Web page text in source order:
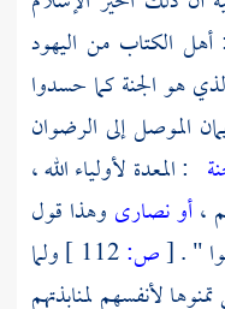
الكتاب من اليهود
هو الجنة كما حسدوا
الموصل إلى الرضوان
: المعدة لأولياء الله ،
،أو نصارى وهذا قول
" .
[ص:
ولما
لأنفسهم لمنابذتهم